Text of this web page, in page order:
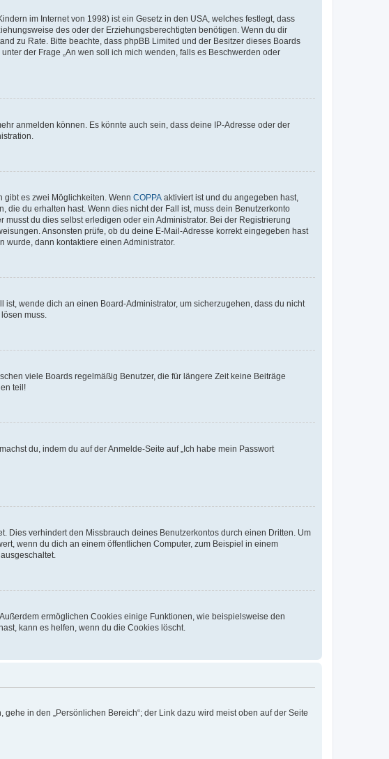
im Internet von 1998) ist ein Gesetz in den USA, welches festlegt, dass
des oder der Erziehungsberechtigten benötigen. Wenn du dir
zu Rate. Bitte beachte, dass phpBB Limited und der Besitzer dieses Boards
der Frage „An wen soll ich mich wenden, falls es Beschwerden oder
anmelden können. Es könnte auch sein, dass deine IP-Adresse oder der
gibt es zwei Möglichkeiten. Wenn COPPA aktiviert ist und du angegeben hast,
du erhalten hast. Wenn dies nicht der Fall ist, muss dein Benutzerkonto
du dies selbst erledigen oder ein Administrator. Bei der Registrierung
Ansonsten prüfe, ob du deine E-Mail-Adresse korrekt eingegeben hast
dann kontaktiere einen Administrator.
wende dich an einen Board-Administrator, um sicherzugehen, dass du nicht
muss.
viele Boards regelmäßig Benutzer, die für längere Zeit keine Beiträge
teil!
du, indem du auf der Anmelde-Seite auf „Ich habe mein Passwort
Dies verhindert den Missbrauch deines Benutzerkontos durch einen Dritten. Um
wenn du dich an einem öffentlichen Computer, zum Beispiel in einem
ermöglichen Cookies einige Funktionen, wie beispielsweise den
kann es helfen, wenn du die Cookies löscht.
in den „Persönlichen Bereich“; der Link dazu wird meist oben auf der Seite